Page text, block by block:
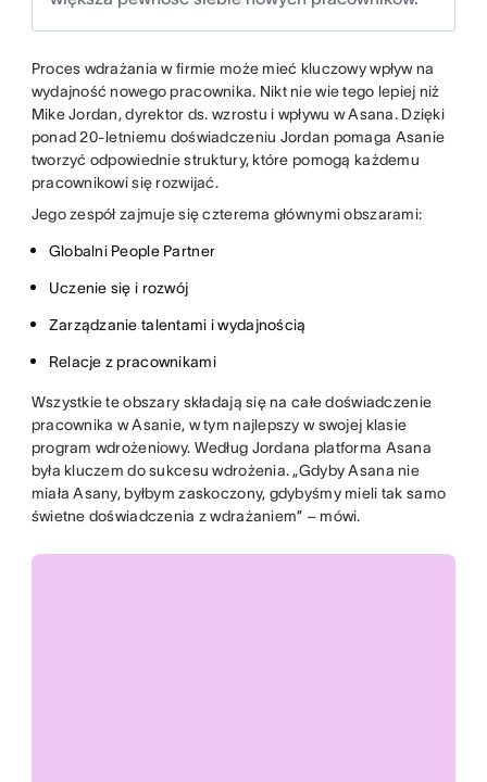
Proces wdrażania w firmie może mieć kluczowy wpływ na
wydajność nowego pracownika. Nikt nie wie tego lepiej niż
Mike Jordan, dyrektor ds. wzrostu i wpływu w Asana. Dzięki
ponad 20-letniemu doświadczeniu Jordan pomaga Asanie
tworzyć odpowiednie struktury, które pomogą każdemu
pracownikowi się rozwijać.
Jego zespół zajmuje się czterema głównymi obszarami:
Globalni People Partner
Uczenie się i rozwój
Zarządzanie talentami i wydajnością
Relacje z pracownikami
Wszystkie te obszary składają się na całe doświadczenie
pracownika w Asanie, w tym najlepszy w swojej klasie
program wdrożeniowy. Według Jordana platforma Asana
była kluczem do sukcesu wdrożenia. „Gdyby Asana nie
miała Asany, byłbym zaskoczony, gdybyśmy mieli tak samo
świetne doświadczenia z wdrażaniem” – mówi.